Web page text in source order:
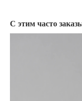
С этим часто